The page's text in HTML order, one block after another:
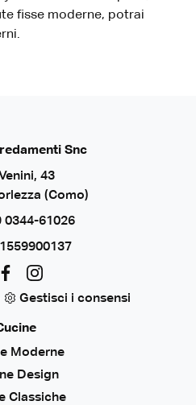
fisse moderne, potrai
Snc
43
(Como)
0344-61026
Gestisci i consensi
Moderne
Design
Classiche